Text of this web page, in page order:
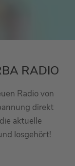
RADIO
Radio von
direkt
aktuelle
losgehört!